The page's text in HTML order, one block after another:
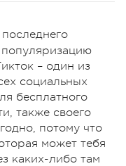
популяризацию
– один из
социальных
бесплатного
также своего
потому что
может тебя
каких-либо там